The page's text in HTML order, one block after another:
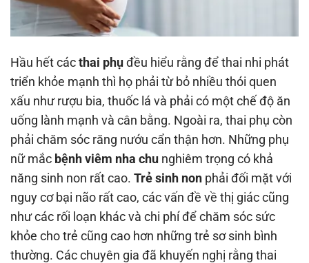
Hầu hết cácthai phụđều hiểu rằng để thai nhi phát
triển khỏe mạnh thì họ phải từ bỏ nhiều thói quen
xấu như rượu bia, thuốc lá và phải có một chế độ ăn
uống lành mạnh và cân bằng. Ngoài ra, thai phụ còn
phải chăm sóc răng nướu cẩn thận hơn. Những phụ
nữ mắc bệnh viêm nha chu nghiêm trọng có khả
năng sinh non rất cao. Trẻ sinh non phải đối mặt với
nguy cơ bại não rất cao, các vấn đề về thị giác cũng
như các rối loạn khác và chi phí để chăm sóc sức
khỏe cho trẻ cũng cao hơn những trẻ sơ sinh bình
thường. Các chuyên gia đã khuyến nghị rằng thai